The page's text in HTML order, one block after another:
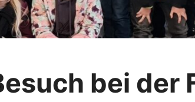
bei der